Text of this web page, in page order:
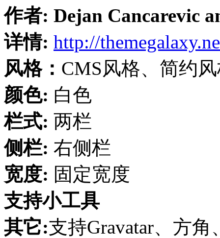
作者: Dejan Cancarevic
详情: http://
风格： CMS风格、简约
颜色: 白色
栏式: 两栏
侧栏: 右侧栏
宽度: 固定宽度
支持小工具
其它:支持Gravatar、方